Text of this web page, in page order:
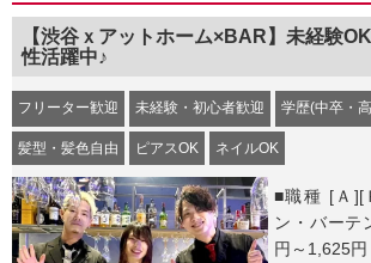
【渋谷ｘアットホーム×BAR】未経験
性活躍中♪
フリーター歓迎 未経験・初心者歓迎 学歴(中卒・
髪型・髪色自由 ピアスOK ネイルOK
■職種 [Ａ][
ン・バーテン ■給与 時給
円～1,625